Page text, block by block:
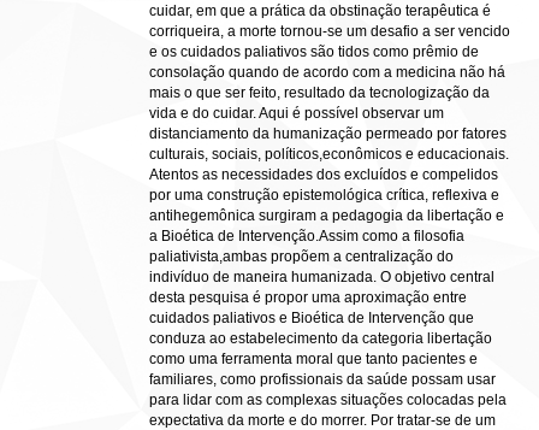
cuidar, em que a prática da obstinação terapêutica é
corriqueira, a morte tornou-se um desafio a ser vencido
e os cuidados paliativos são tidos como prêmio de
consolação quando de acordo com a medicina não há
mais o que ser feito, resultado da tecnologização da
vida e do cuidar. Aqui é possível observar um
distanciamento da humanização permeado por fatores
culturais, sociais, políticos,econômicos e educacionais.
Atentos as necessidades dos excluídos e compelidos
por uma construção epistemológica crítica, reflexiva e
antihegemônica surgiram a pedagogia da libertação e
a Bioética de Intervenção.Assim como a filosofia
paliativista,ambas propõem a centralização do
indivíduo de maneira humanizada. O objetivo central
desta pesquisa é propor uma aproximação entre
cuidados paliativos e Bioética de Intervenção que
conduza ao estabelecimento da categoria libertação
como uma ferramenta moral que tanto pacientes e
familiares, como profissionais da saúde possam usar
para lidar com as complexas situações colocadas pela
expectativa da morte e do morrer. Por tratar-se de um